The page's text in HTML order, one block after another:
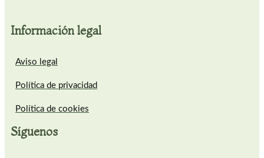
Información legal
Aviso legal
Política de privacidad
Política de cookies
Síguenos